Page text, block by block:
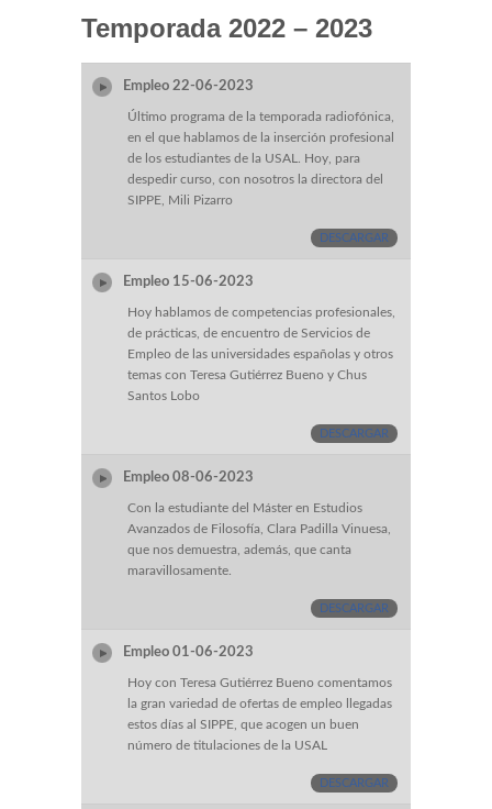
Temporada 2022 – 2023
Empleo 22-06-2023
Último programa de la temporada radiofónica,
en el que hablamos de la inserción profesional
de los estudiantes de la USAL. Hoy, para
despedir curso, con nosotros la directora del
SIPPE, Mili Pizarro
DESCARGAR
Empleo 15-06-2023
Hoy hablamos de competencias profesionales,
de prácticas, de encuentro de Servicios de
Empleo de las universidades españolas y otros
temas con Teresa Gutiérrez Bueno y Chus
Santos Lobo
DESCARGAR
Empleo 08-06-2023
Con la estudiante del Máster en Estudios
Avanzados de Filosofía, Clara Padilla Vinuesa,
que nos demuestra, además, que canta
maravillosamente.
DESCARGAR
Empleo 01-06-2023
Hoy con Teresa Gutiérrez Bueno comentamos
la gran variedad de ofertas de empleo llegadas
estos días al SIPPE, que acogen un buen
número de titulaciones de la USAL
DESCARGAR